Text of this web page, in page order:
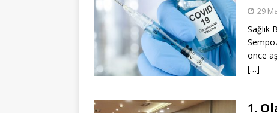
29
Sağlık
önce
[…]
1.